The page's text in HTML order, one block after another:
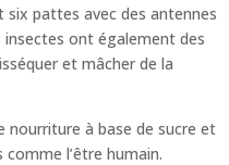
six pattes avec des antennes
insectes ont également des
et mâcher de la
nourriture à base de sucre et
comme l’être humain.